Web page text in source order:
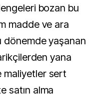
bozan bu
madde ve ara
dönemde yaşanan
yana
maliyetler sert
satın alma